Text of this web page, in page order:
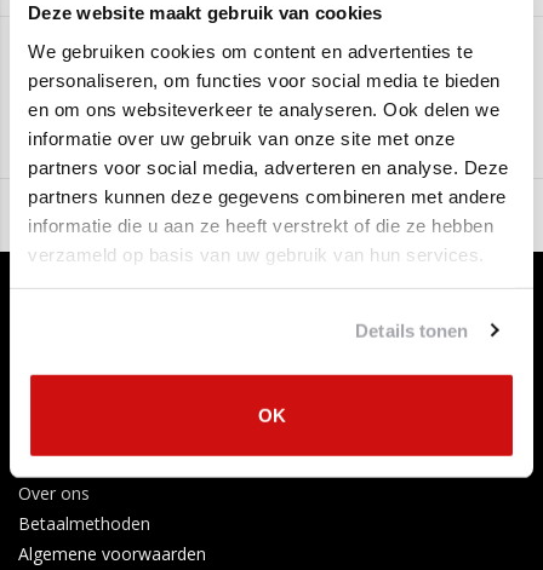
Deze website maakt gebruik van cookies
We gebruiken cookies om content en advertenties te
personaliseren, om functies voor social media te bieden
en om ons websiteverkeer te analyseren. Ook delen we
informatie over uw gebruik van onze site met onze
partners voor social media, adverteren en analyse. Deze
partners kunnen deze gegevens combineren met andere
informatie die u aan ze heeft verstrekt of die ze hebben
verzameld op basis van uw gebruik van hun services.
Details tonen
OK
Geschikt voor de volgende modellen:
Hyundai Atos
1.1 12_V
43KW/58PK - 2003 t/m 2008
Hyundai Atos
1.1 12_V
46KW/63PK - 2004 t/m 2005
Hyundai Atos
1.1 12_V 46KW/63PK - 2005 t/m 2008
Montagematerialen leveren wij er gratis bij mee.
Originele nummers van deze katalysator:
BM Catalyst
Aan verlanglijst toevoegen Toevoegen om te vergelijken
Contact opnemen
Over ons
Betaalmethoden
Algemene voorwaarden